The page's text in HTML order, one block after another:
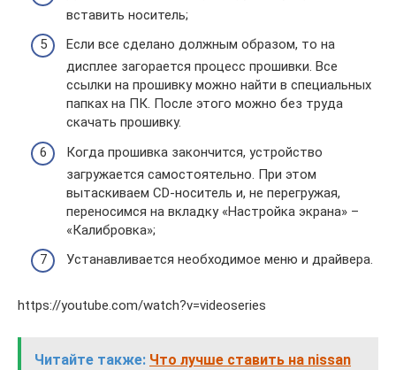
вставить носитель;
Если все сделано должным образом, то на
дисплее загорается процесс прошивки. Все
ссылки на прошивку можно найти в специальных
папках на ПК. После этого можно без труда
скачать прошивку.
Когда прошивка закончится, устройство
загружается самостоятельно. При этом
вытаскиваем CD-носитель и, не перегружая,
переносимся на вкладку «Настройка экрана» –
«Калибровка»;
Устанавливается необходимое меню и драйвера.
https://youtube.com/watch?v=videoseries
Читайте также: Что лучше ставить на nissan